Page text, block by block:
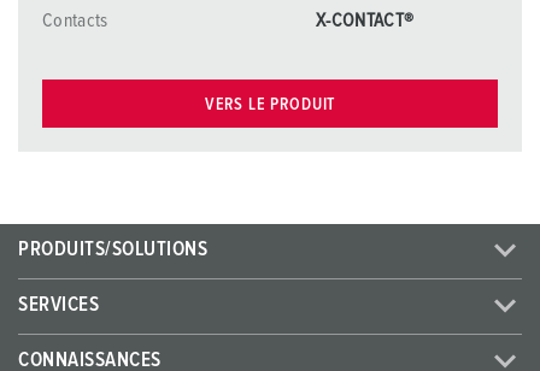
Contacts X-CONTACT®
VERS LE PRODUIT
PRODUITS/SOLUTIONS
SERVICES
CONNAISSANCES